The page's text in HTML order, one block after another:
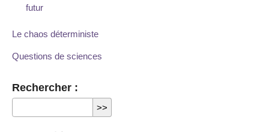
futur
Le chaos déterministe
Questions de sciences
Rechercher :